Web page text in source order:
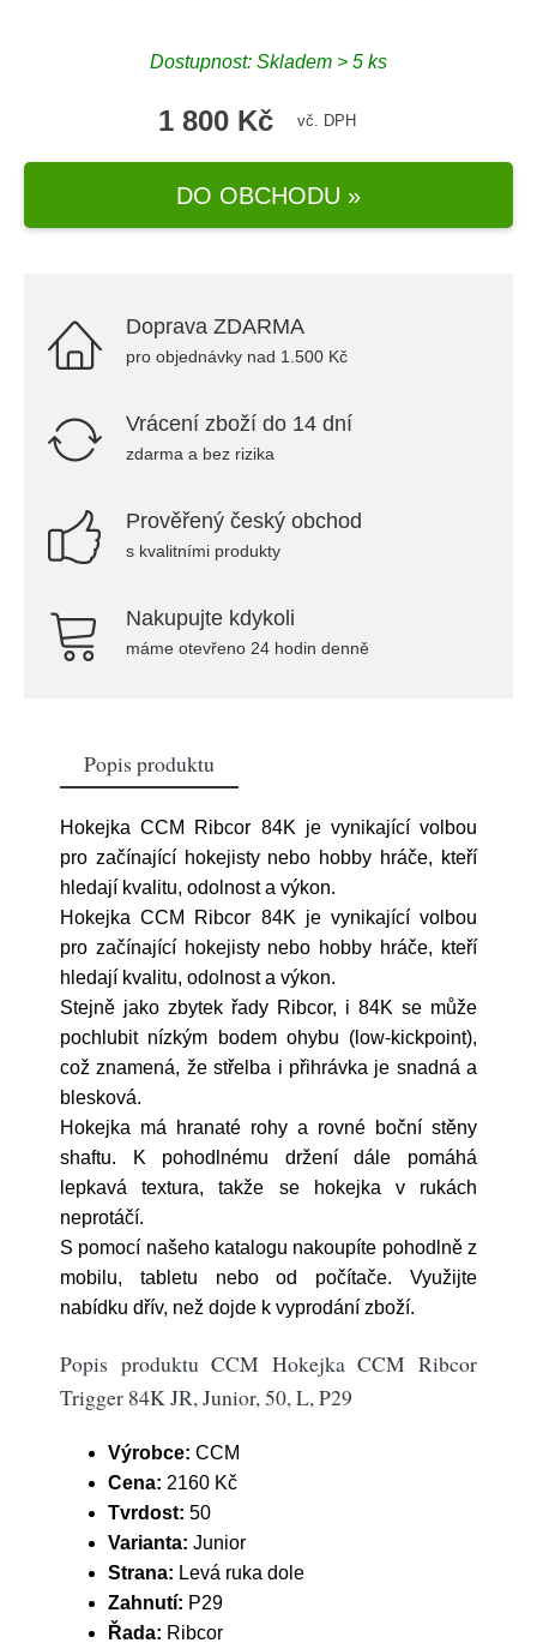
Dostupnost: Skladem > 5 ks
1 800 Kč vč. DPH
DO OBCHODU »
Doprava ZDARMA
pro objednávky nad 1.500 Kč
Vrácení zboží do 14 dní
zdarma a bez rizika
Prověřený český obchod
s kvalitními produkty
Nakupujte kdykoli
máme otevřeno 24 hodin denně
Popis produktu
Hokejka CCM Ribcor 84K je vynikající volbou
pro začínající hokejisty nebo hobby hráče, kteří
hledají kvalitu, odolnost a výkon.
Hokejka CCM Ribcor 84K je vynikající volbou
pro začínající hokejisty nebo hobby hráče, kteří
hledají kvalitu, odolnost a výkon.
Stejně jako zbytek řady Ribcor, i 84K se může
pochlubit nízkým bodem ohybu (low-kickpoint),
což znamená, že střelba i přihrávka je snadná a
blesková.
Hokejka má hranaté rohy a rovné boční stěny
shaftu. K pohodlnému držení dále pomáhá
lepkavá textura, takže se hokejka v rukách
neprotáčí.
S pomocí našeho katalogu nakoupíte pohodlně z
mobilu, tabletu nebo od počítače. Využijte
nabídku dřív, než dojde k vyprodání zboží.
Popis produktu CCM Hokejka CCM Ribcor
Trigger 84K JR, Junior, 50, L, P29
Výrobce: CCM
Cena: 2160 Kč
Tvrdost: 50
Varianta: Junior
Strana: Levá ruka dole
Zahnutí: P29
Řada: Ribcor